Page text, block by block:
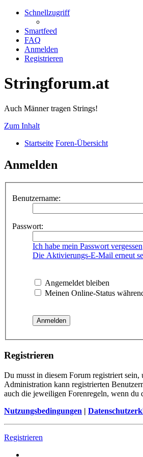
Schnellzugriff
Smartfeed
FAQ
Anmelden
Registrieren
Stringforum.at
Auch Männer tragen Strings!
Zum Inhalt
Startseite Foren-Übersicht
Anmelden
Benutzername:
Passwort:
Ich habe mein Passwort vergessen
Die Aktivierungs-E-Mail erneut
Angemeldet bleiben
Meinen Online-Status
Registrieren
Du musst in diesem Forum registriert
Administration kann registrierten
auch die jeweiligen Forenregeln, wenn du
Nutzungsbedingungen |
Registrieren